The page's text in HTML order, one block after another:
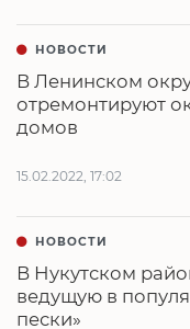
НОВОСТИ
В Ленинском
отремонтируют
домов
15.02.2022, 17:02
НОВОСТИ
В Нукутском
ведущую в
пески»